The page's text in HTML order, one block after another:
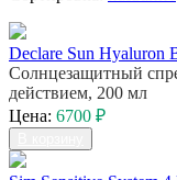
Declare Sun Hyaluron
Солнцезащитный
действием, 200 мл
Цена: 6700 ₽